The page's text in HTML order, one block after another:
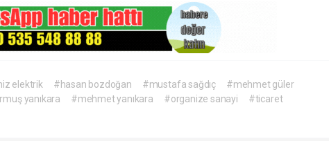
elektrik #hasan bozdoğan #mustafa sağdıç
#mehmet güler
yanıkara #mehmet yanıkara #organize sanayi
#ticaret